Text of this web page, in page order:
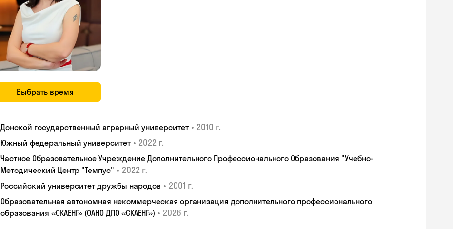
Выбрать время
Донской государственный аграрный университет • 2010 г.
Южный федеральный университет • 2022 г.
Частное Образовательное Учреждение Дополнительного Профессионального Образования "Учебно-
Методический Центр "Темпус" • 2022 г.
Российский университет дружбы народов • 2001 г.
Образовательная автономная некоммерческая организация дополнительного профессионального
образования «СКАЕНГ» (ОАНО ДПО «СКАЕНГ») • 2026 г.